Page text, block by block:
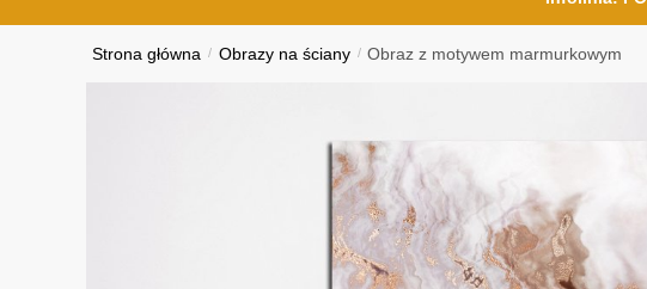
Strona główna / Obrazy na ściany / Obraz z motywem marmurkowym